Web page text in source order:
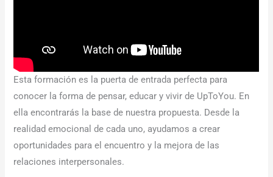
Esta formación es la puerta de entrada perfecta para
conocer la forma de pensar, educar y vivir de UpToYou. En
ella encontrarás la base de nuestra propuesta. Desde la
realidad emocional de cada uno, ayudamos a crear
oportunidades para el encuentro y la mejora de las
relaciones interpersonales.